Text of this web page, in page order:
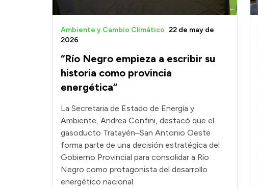
“Río Negro empieza a escribir su
historia como provincia
energética”
Ambiente y Cambio Climático 22 de may de
2026
La Secretaria de Estado de Energía y
Ambiente, Andrea Confini, destacó que el
gasoducto Tratayén–San Antonio Oeste
forma parte de una decisión estratégica del
Gobierno Provincial para consolidar a Río
Negro como protagonista del desarrollo
energético nacional.